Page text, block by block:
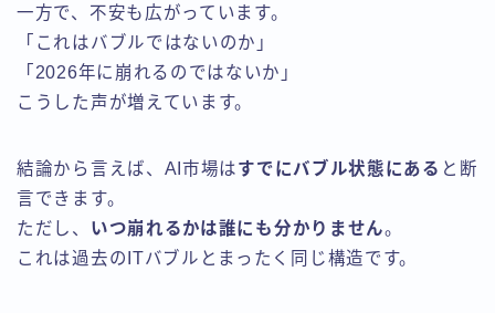
一方で、不安も広がっています。
「これはバブルではないのか」
「2026年に崩れるのではないか」
こうした声が増えています。
結論から言えば、AI市場はすでにバブル状態にある と断
言できます。
ただし、 いつ崩れるかは誰にも分かりません。
これは過去のITバブルとまったく同じ構造です。